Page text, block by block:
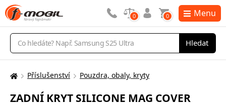
Vyhledávání
Hledat
0 0 Menu
Zde
nacházíte:
Příslušenství Pouzdra, obaly, kryty
ZADNÍ KRYT SILICONE MAG COVER